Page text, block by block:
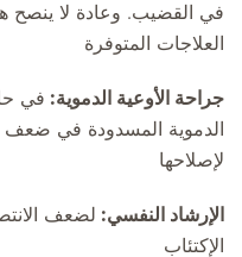
في القضيب. وعادة لا ينصح
العلاجات المتوفرة
جراحة الأوعية الدموية: في
الدموية المسدودة في ضعف
لإصلاحها
الإرشاد النفسي: لضعف
الإكتئاب